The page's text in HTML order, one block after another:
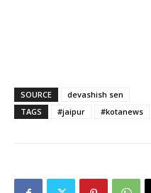
SOURCE
devashish sen
TAGS
#jaipur #kotanews